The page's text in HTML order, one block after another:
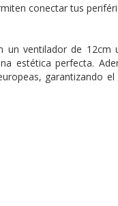
conectar tus
ventilador de 12cm
estética perfecta.
garantizando